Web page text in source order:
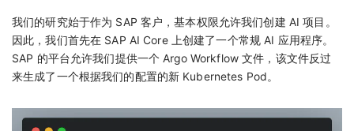
我们的研究始于作为 SAP 客户，基本权限允许我们创建 AI 项目。
因此，我们首先在 SAP AI Core 上创建了一个常规 AI 应用程序。
SAP 的平台允许我们提供一个 Argo Workflow 文件，该文件反过
来生成了一个根据我们的配置的新 Kubernetes Pod。